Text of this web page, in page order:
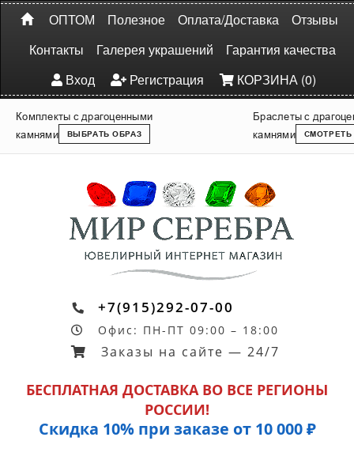
ОПТОМ Полезное Оплата/Доставка
Отзывы
Контакты
Галерея украшений
Гарантия качества
Вход
Регистрация КОРЗИНА (0)
Комплекты с драгоценными
камнями
ВЫБРАТЬ ОБРАЗ
Браслеты с
камнями
СМОТРЕТЬ
+7(915)292-07-00
Офис: ПН-ПТ 09:00 – 18:00
Заказы на сайте — 24/7
БЕСПЛАТНАЯ ДОСТАВКА ВО ВСЕ РЕГИОНЫ
РОССИИ!
Скидка 10% при заказе от 10 000 ₽